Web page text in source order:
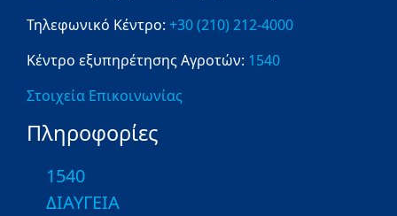
Τηλεφωνικό Κέντρο: +30 (210) 212-4000
Κέντρο εξυπηρέτησης Αγροτών: 1540
Στοιχεία Επικοινωνίας
Πληροφορίες
1540
ΔΙΑΥΓΕΙΑ